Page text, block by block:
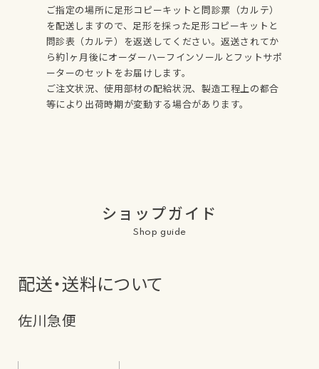
ご指定の場所に足形コピーキットと問診票（カルテ）
を配送しますので、足形を採った足形コピーキットと
問診表（カルテ）を返送してください。返送されてか
ら約1ヶ月後にオーダーハーフインソールとフットサポ
ーターのセットをお届けします。
ご注文状況、使用部材の配給状況、製造工程上の都合
等により出荷時期が変動する場合があります。
ショップガイド
Shop guide
配送・送料について
佐川急便